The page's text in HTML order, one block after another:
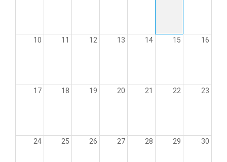
10 11 12 13 14 15 16
17 18 19 20 21 22 23
24 25 26 27 28 29 30